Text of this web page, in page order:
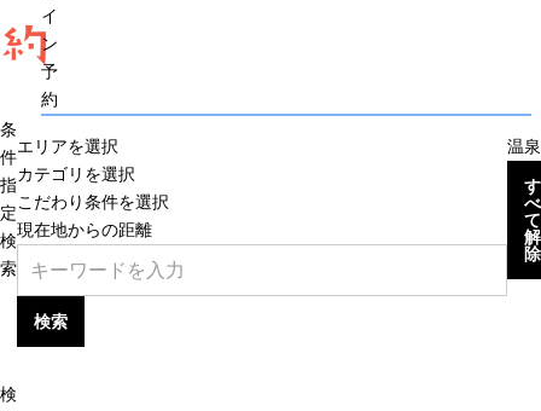
約
イ
ン
予
約
条
件
指
定
検
索
エリアを選択
カテゴリを選択
こだわり条件を選択
現在地からの距離
検索
温泉
す
べ
て
解
除
検